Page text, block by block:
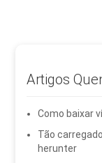
Artigos
Como baixar
Tão
herunter